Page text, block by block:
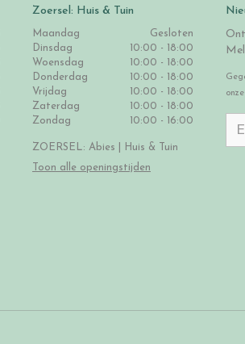
Zoersel: Huis & Tuin
Maandag
Gesloten
Dinsdag
10:00 - 18:00
Woensdag
10:00 - 18:00
Donderdag
10:00 - 18:00
Vrijdag
10:00 - 18:00
Zaterdag
10:00 - 18:00
Zondag
10:00 - 16:00
ZOERSEL: Abies | Huis & Tuin
Toon alle openingstijden
onze